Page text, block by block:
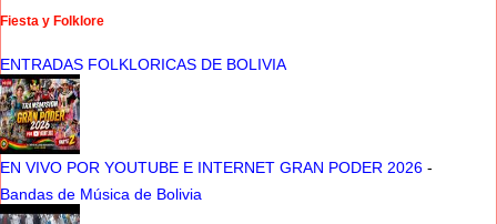
Fiesta y Folklore
ENTRADAS FOLKLORICAS DE BOLIVIA
EN VIVO POR YOUTUBE E INTERNET GRAN PODER 2026 -
Bandas de Música de Bolivia